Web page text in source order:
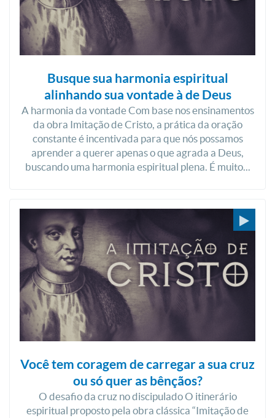
Busque sua harmonia espiritual
alinhando sua vontade à de Deus
A harmonia da vontade Com base nos ensinamentos
da obra Imitação de Cristo, a prática da oração
constante é incentivada para que nós possamos
aprender a querer apenas o que agrada a Deus,
buscando uma harmonia espiritual plena. É muito...
Você tem coragem de carregar a sua cruz
ou só quer as bênçãos?
O desafio da cruz no discipulado O itinerário
espiritual proposto pela obra clássica “Imitação de